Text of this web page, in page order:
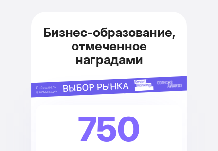
750
Бизнес-образование,
отмеченное
наградами